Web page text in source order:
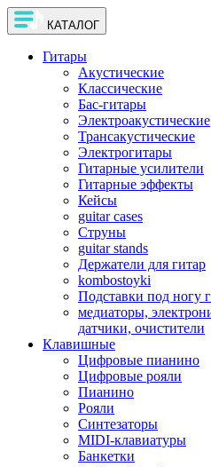
КАТАЛОГ
Гитары
Акустические
Классические
Бас-гитары
Электроакустические
Трансакустические
Электрогитары
Гитарные усилители
Гитарные эффекты
Кейсы
guitar cases
Струны
guitar stands
Держатели для гитар
kombostoyki
Подставки под ногу
медиаторы,
датчики, очистители
Клавишные
Цифровые пианино
Цифровые рояли
Пианино
Рояли
Синтезаторы
MIDI-клавиатуры
Банкетки